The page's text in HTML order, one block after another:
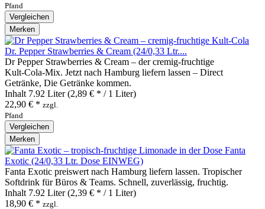
Pfand
Vergleichen
Merken
Dr. Pepper Strawberries & Cream (24/0,33 Ltr....
Dr Pepper Strawberries & Cream – der cremig‑fruchtige
Kult‑Cola‑Mix. Jetzt nach Hamburg liefern lassen – Direct
Getränke, Die Getränke kommen.
Inhalt 7.92 Liter(2,89 € * / 1 Liter)
22,90 € * zzgl.
Pfand
Vergleichen
Merken
Fanta
Exotic (24/0,33 Ltr. Dose EINWEG)
Fanta Exotic preiswert nach Hamburg liefern lassen. Tropischer
Softdrink für Büros & Teams. Schnell, zuverlässig, fruchtig.
Inhalt 7.92 Liter(2,39 € * / 1 Liter)
18,90 € * zzgl.